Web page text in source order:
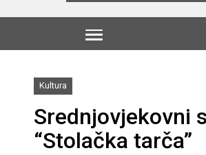
Kultura
Srednjovjekovni
“Stolačka tarča”